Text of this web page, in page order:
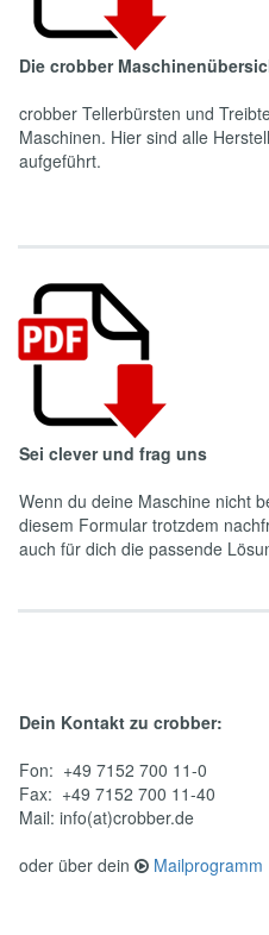
Die crobber
crobber Tellerbürsten und
Maschinen. Hier sind alle
aufgeführt.
Sei clever und frag uns
Wenn du deine Maschine nicht
diesem Formular trotzdem
auch für dich die passende
Dein Kontakt zu crobber:
Fon: +49 7152 700 11-0
Fax: +49 7152 700 11-40
Mail: info(at)crobber.de
oder über dein  Mailprogramm